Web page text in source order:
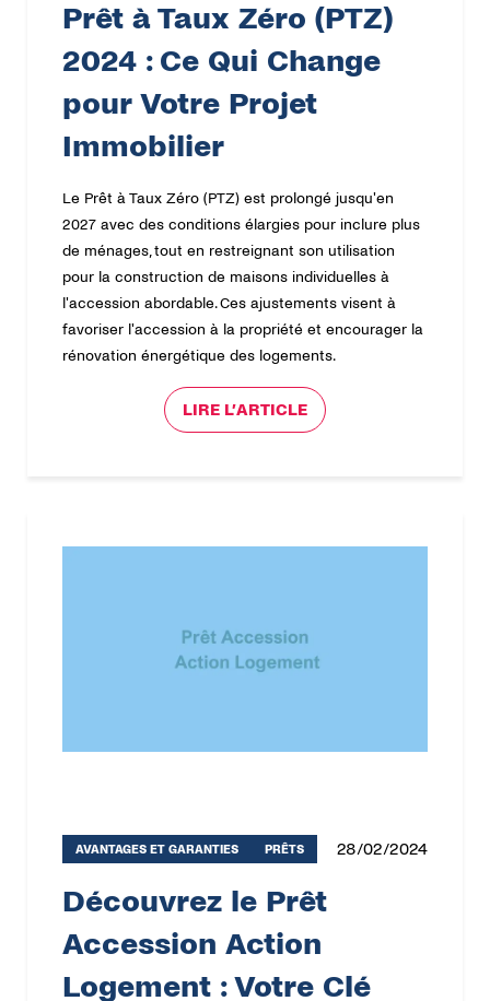
Prêt à Taux Zéro (PTZ)
2024 : Ce Qui Change
pour Votre Projet
Immobilier
Le Prêt à Taux Zéro (PTZ) est prolongé jusqu'en
2027 avec des conditions élargies pour inclure plus
de ménages, tout en restreignant son utilisation
pour la construction de maisons individuelles à
l'accession abordable. Ces ajustements visent à
favoriser l'accession à la propriété et encourager la
rénovation énergétique des logements.
LIRE L’ARTICLE
AVANTAGES ET GARANTIES PRÊTS 28/02/2024
Découvrez le Prêt
Accession Action
Logement : Votre Clé